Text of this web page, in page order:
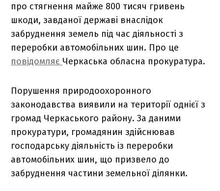
про стягнення майже 800 тисяч гривень
шкоди, завданої державі внаслідок
забруднення земель під час діяльності з
переробки автомобільних шин. Про це
повідомляє Черкаська обласна прокуратура.
Порушення природоохоронного
законодавства виявили на території однієї з
громад Черкаського району. За даними
прокуратури, громадянин здійснював
господарську діяльність із переробки
автомобільних шин, що призвело до
забруднення частини земельної ділянки.